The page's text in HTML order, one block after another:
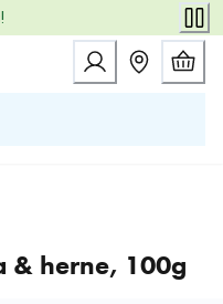
100g
& herne, 100g